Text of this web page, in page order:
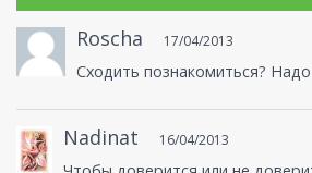
Roscha 17/04/2013
Сходить познакомиться?
Nadinat 16/04/2013